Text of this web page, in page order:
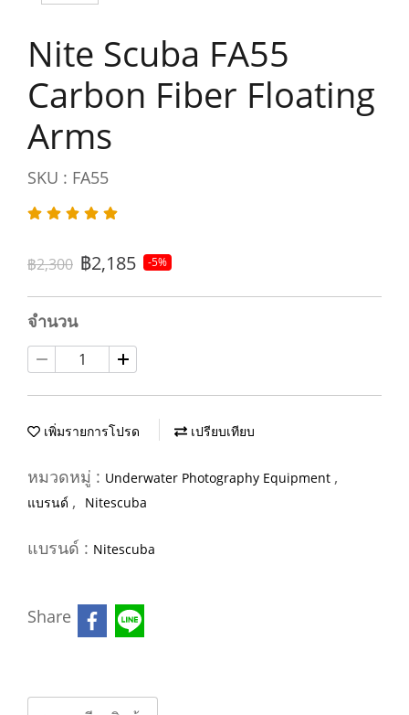
Nite Scuba FA55
Carbon Fiber Floating
Arms
SKU : FA55
฿2,300 ฿2,185 -5%
จำนวน
เพิ่มรายการโปรด เปรียบเทียบ
หมวดหมู่ : Underwater Photography Equipment ,
แบรนด์ , Nitescuba
แบรนด์ : Nitescuba
Share